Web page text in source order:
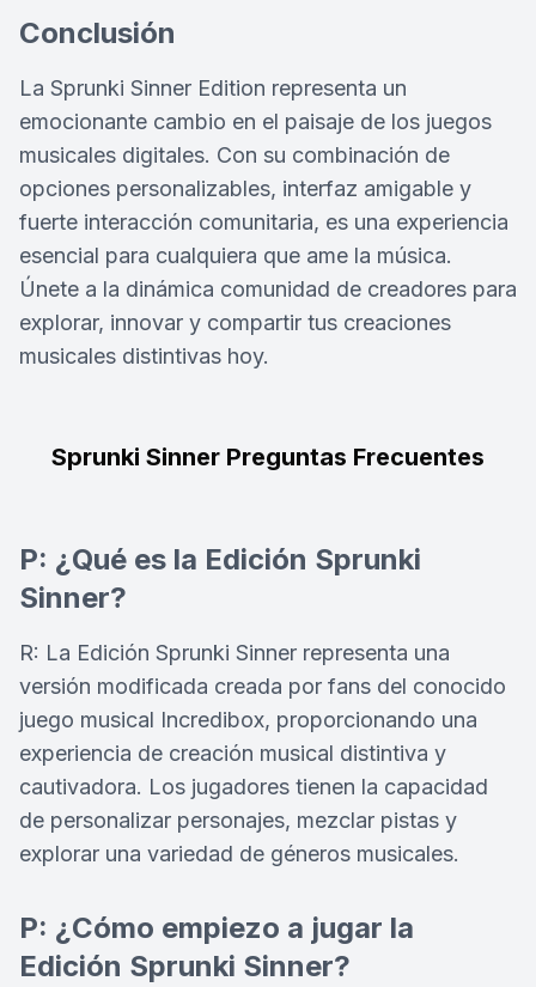
Conclusión
La Sprunki Sinner Edition representa un
emocionante cambio en el paisaje de los juegos
musicales digitales. Con su combinación de
opciones personalizables, interfaz amigable y
fuerte interacción comunitaria, es una experiencia
esencial para cualquiera que ame la música.
Únete a la dinámica comunidad de creadores para
explorar, innovar y compartir tus creaciones
musicales distintivas hoy.
Sprunki Sinner Preguntas Frecuentes
P: ¿Qué es la Edición Sprunki
Sinner?
R: La Edición Sprunki Sinner representa una
versión modificada creada por fans del conocido
juego musical Incredibox, proporcionando una
experiencia de creación musical distintiva y
cautivadora. Los jugadores tienen la capacidad
de personalizar personajes, mezclar pistas y
explorar una variedad de géneros musicales.
P: ¿Cómo empiezo a jugar la
Edición Sprunki Sinner?